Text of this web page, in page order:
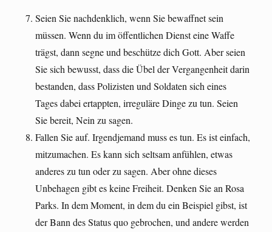
Seien Sie nachdenklich, wenn Sie bewaffnet sein
müssen. Wenn du im öffentlichen Dienst eine Waffe
trägst, dann segne und beschütze dich Gott. Aber seien
Sie sich bewusst, dass die Übel der Vergangenheit darin
bestanden, dass Polizisten und Soldaten sich eines
Tages dabei ertappten, irreguläre Dinge zu tun. Seien
Sie bereit, Nein zu sagen.
Fallen Sie auf. Irgendjemand muss es tun. Es ist einfach,
mitzumachen. Es kann sich seltsam anfühlen, etwas
anderes zu tun oder zu sagen. Aber ohne dieses
Unbehagen gibt es keine Freiheit. Denken Sie an Rosa
Parks. In dem Moment, in dem du ein Beispiel gibst, ist
der Bann des Status quo gebrochen, und andere werden